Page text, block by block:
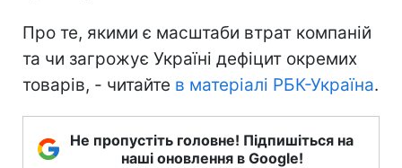
Про те, якими є масштаби втрат компаній
та чи загрожує Україні дефіцит окремих
товарів, - читайте в матеріалі РБК-Україна.
Не пропустіть головне! Підпишіться на
наші оновлення в Google!